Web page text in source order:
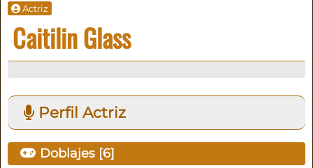
Actriz
Caitilin Glass
Perfil Actriz
Doblajes [6]